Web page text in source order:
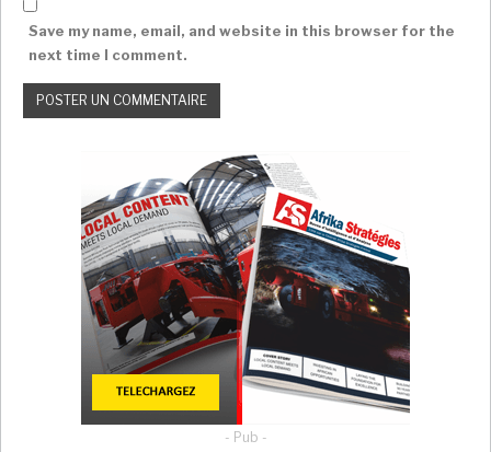
tous les bulletins devraient être comptés.
Edgar Lungu a déjà laissé entendre que les violences
du jour de l’élection avaient « empêché », dans trois
provinces, les élections d’être « libres et équitables ».
au pouvoir qui concentre 3,3 millions de Zambiens, et
dans la province centrale de Copperbelt, essentielle
à l’économie du pays avec ses mines de cuivre, sont
particulièrement scrutés, pouvant faire basculer
l’élection.
Les observateurs, zambiens et internationaux, ont
mis en garde contre d’éventuels troubles lorsque les
résultats seront connus. « Le véritable test sera dans
le processus de comptage », a commenté
l’économiste zambien indépendant Trevor Simumba.
Save my name, email, and website in this browser for the
next time I comment.
- Pub -